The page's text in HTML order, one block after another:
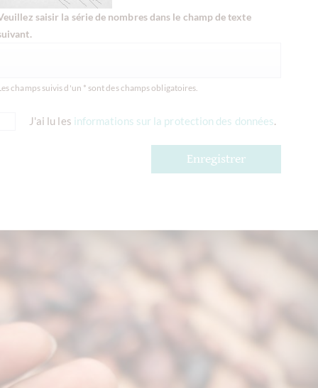
saisir la série de nombres dans le champ de texte
champs suivis d'un * sont des champs obligatoires.
J'ai lu les informations sur la protection des données.
Enregistrer